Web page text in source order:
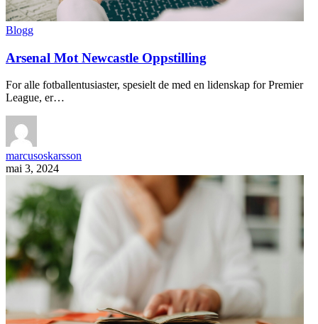
Blogg
Arsenal Mot Newcastle Oppstilling
For alle fotballentusiaster, spesielt de med en lidenskap for Premier
League, er…
marcusoskarsson
mai 3, 2024